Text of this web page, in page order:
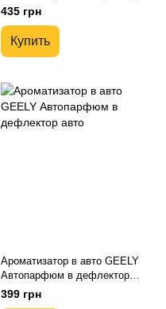
чистки салона авто
435 грн
Купить
Ароматизатор в авто GEELY
Автопарфюм в дефлектор
авто
399 грн